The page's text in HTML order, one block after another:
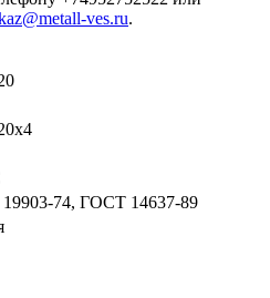
ves.ru.
74, ГОСТ 14637-89